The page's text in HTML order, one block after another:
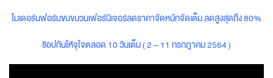
โมเดอร์นฟอร์มขนขบวนเฟอร์นิเจอร์ลดราคาจัดหนักจัดเต็ม ลดสูงสุดถึง 80%
ช้อปกันให้จุใจตลอด 10 วันเต็ม ( 2 – 11 กรกฎาคม 2564 )